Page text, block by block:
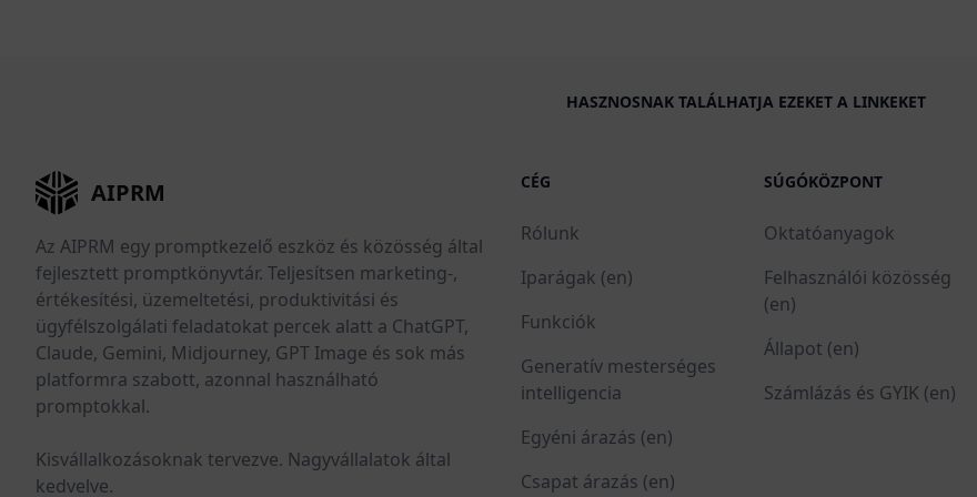
HASZNOSNAK TALÁLHATJA EZEKET A LINKEKET
AIPRM
Az AIPRM egy promptkezelő eszköz és közösség által
fejlesztett promptkönyvtár. Teljesítsen marketing-,
értékesítési, üzemeltetési, produktivitási és
ügyfélszolgálati feladatokat percek alatt a ChatGPT,
Claude, Gemini, Midjourney, GPT Image és sok más
platformra szabott, azonnal használható
promptokkal.
Kisvállalkozásoknak tervezve. Nagyvállalatok által
kedvelve.
CÉG
Rólunk
Iparágak (en)
Funkciók
Generatív mesterséges
intelligencia
Egyéni árazás (en)
Csapat árazás (en)
SÚGÓKÖZPONT
Oktatóanyagok
Felhasználói közösség
(en)
Állapot (en)
Számlázás és GYIK (en)